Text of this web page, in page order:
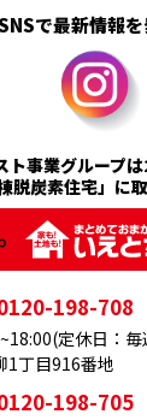
で最新情報
ト事業グループ
棟脱炭素住宅」に
198-708
1丁目916番地
定休日：
198-705